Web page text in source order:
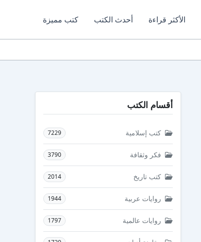
الأكثر قراءة أحدث الكتب كتب مميزة
أقسام الكتب
كتب إسلامية 7229
فكر وثقافة 3790
كتب تاريخ 2014
روايات عربية 1944
روايات عالمية 1797